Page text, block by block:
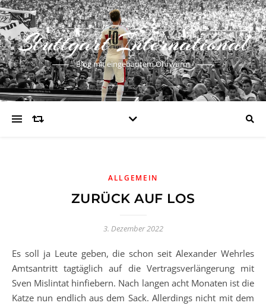
Stuttgart International
Blog mit eingebautem Ohrwurm
ALLGEMEIN
ZURÜCK AUF LOS
3. Dezember 2022
Es soll ja Leute geben, die schon seit Alexander Wehrles
Amtsantritt tagtäglich auf die Vertragsverlängerung mit
Sven Mislintat hinfiebern. Nach langen acht Monaten ist die
Katze nun endlich aus dem Sack. Allerdings nicht mit dem